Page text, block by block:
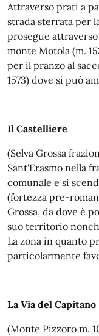
Attraverso prati a
strada sterrata per
prosegue
monte Motola (m.
per il pranzo al
1573) dove si può
Il Castelliere
(Selva Grossa
Sant'Erasmo nella
comunale e si
(fortezza pre-
Grossa, da dove è
suo territorio
La zona in quanto
particolarmente
La Via del Capitano
(Monte Pizzoro m.